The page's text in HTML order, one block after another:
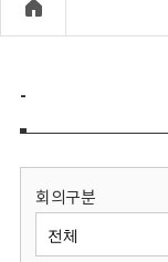
기
-
회의구분